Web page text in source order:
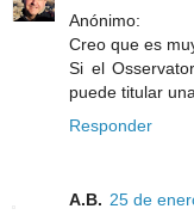
Anónimo:
Creo que es
Si el
puede titular
Responder
A.B. 25 de